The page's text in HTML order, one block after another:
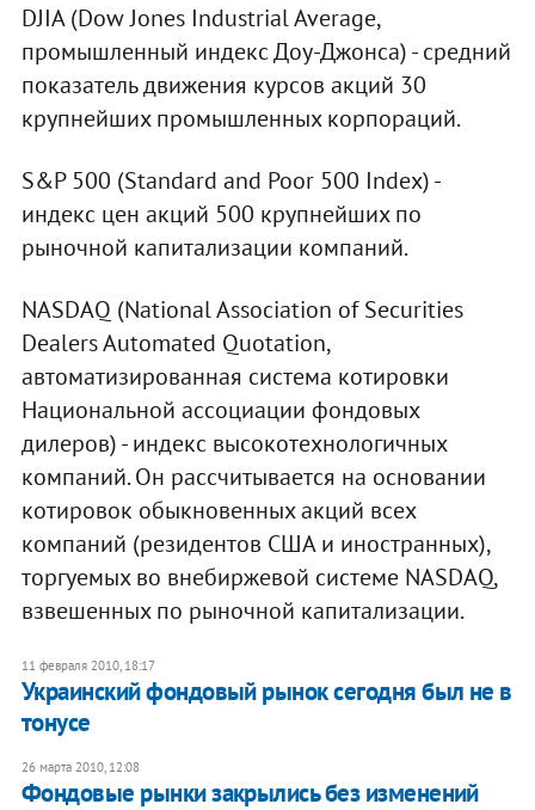
DJIA (Dow Jones Industrial Average,
промышленный индекс Доу-Джонса) - средний
показатель движения курсов акций 30
крупнейших промышленных корпораций.
S&P 500 (Standard and Poor 500 Index) -
индекс цен акций 500 крупнейших по
рыночной капитализации компаний.
NASDAQ (National Association of Securities
Dealers Automated Quotation,
автоматизированная система котировки
Национальной ассоциации фондовых
дилеров) - индекс высокотехнологичных
компаний. Он рассчитывается на основании
котировок обыкновенных акций всех
компаний (резидентов США и иностранных),
торгуемых во внебиржевой системе NASDAQ,
взвешенных по рыночной капитализации.
11 февраля 2010, 18:17
Украинский фондовый рынок сегодня был не в
тонусе
26 марта 2010, 12:08
Фондовые рынки закрылись без изменений